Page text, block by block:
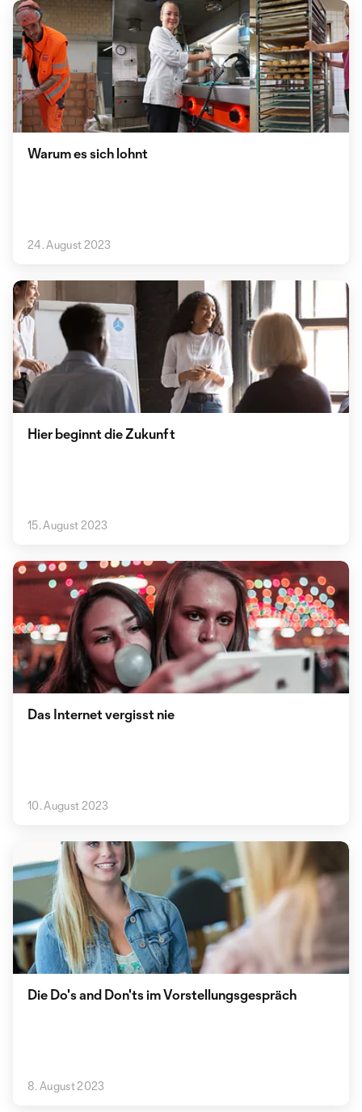
Warum es sich lohnt
24. August 2023
Hier beginnt die Zukunft
15. August 2023
Das Internet vergisst nie
10. August 2023
Die Do's and Don'ts im Vorstellungsgespräch
8. August 2023